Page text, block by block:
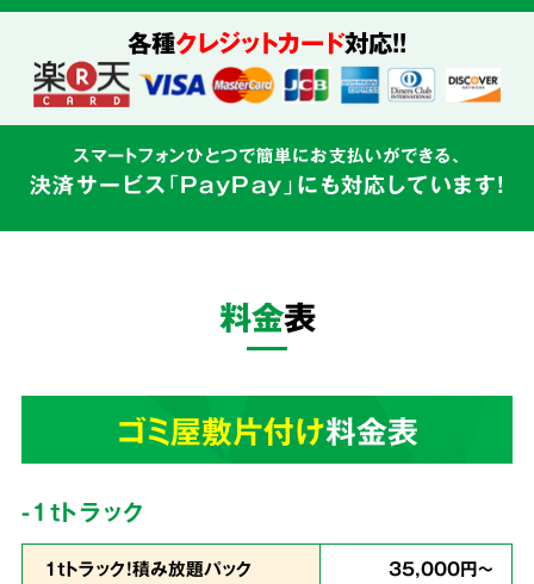
真心を
込めて対応
を心がけています。
業界最安値を目指しています!
各種クレジットカード対応!!
スマートフォンひとつで簡単にお支払いができる、
決済サービス「PayPay」にも対応しています!
料金表
ゴミ屋敷片付け料金表
-1tトラック
1ｔトラック！積み放題パック 35,000円～